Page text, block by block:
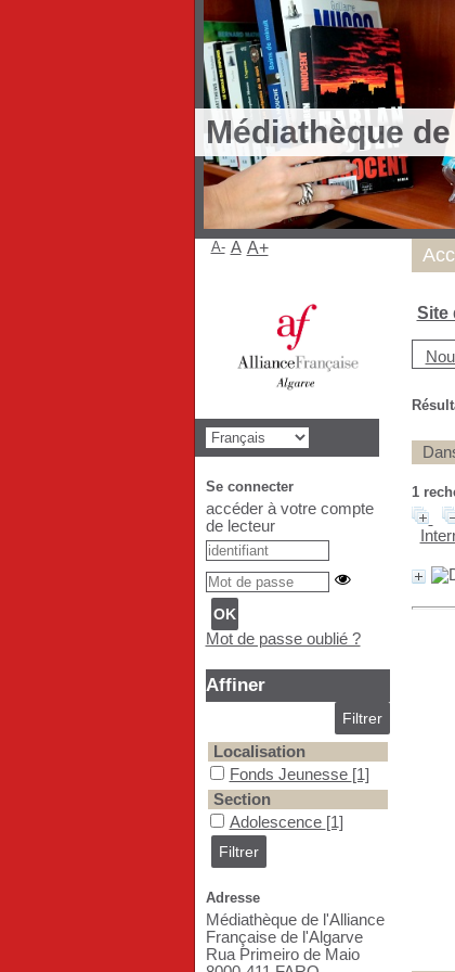
Médiathèque
Site
1
A- A A+
Se connecter
accéder à votre compte
de lecteur
Mot de passe oublié ?
Affiner
Localisation
Fonds Jeunesse
Fonds Jeunesse [1]
Section
Adolescence
Adolescence [1]
Adresse
Médiathèque de l'Alliance
Française de l'Algarve
Rua Primeiro de Maio